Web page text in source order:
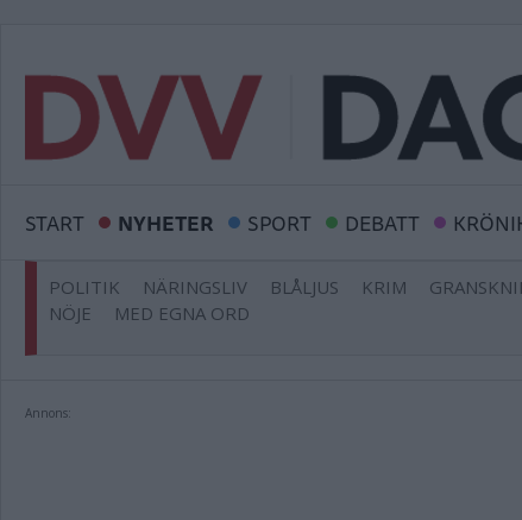
START NYHETER SPORT DEBATT
POLITIK NÄRINGSLIV BLÅLJUS KRIM
NÖJE
MED EGNA ORD
Annons: